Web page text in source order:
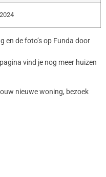
en de foto’s op Funda door
pagina vind je nog meer huizen
nieuwe woning, bezoek